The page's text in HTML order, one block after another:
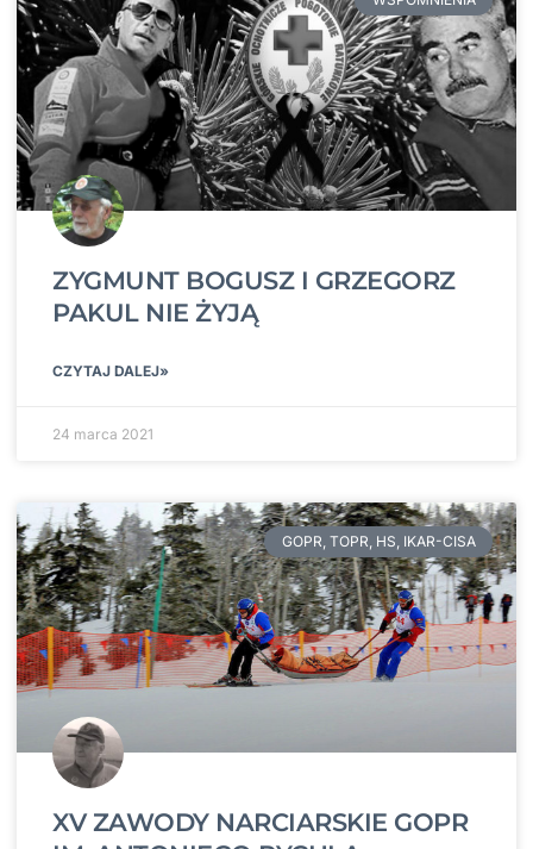
ZYGMUNT BOGUSZ I GRZEGORZ
PAKUL NIE ŻYJĄ
CZYTAJ DALEJ»
24 marca 2021
GOPR, TOPR, HS, IKAR-CISA
XV ZAWODY NARCIARSKIE GOPR